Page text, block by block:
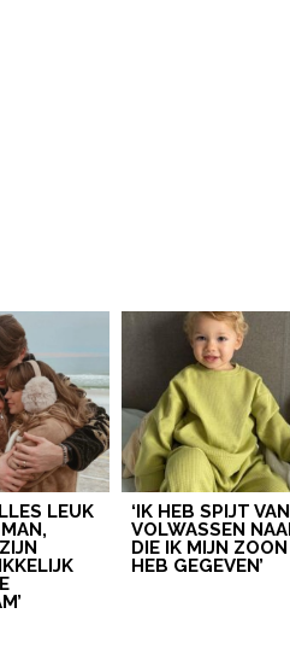
LEUK
‘IK HEB SPIJT
VOLWASSEN
DIE IK MIJN ZOON
HEB GEGEVEN’